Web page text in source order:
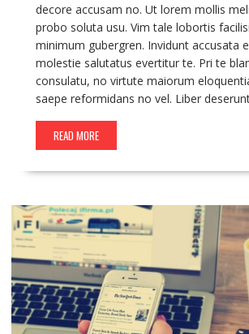
decore accusam no. Ut lorem mollis
probo soluta usu. Vim tale lobortis
minimum gubergren. Invidunt accusata
molestie salutatus evertitur te. Pri te
consulatu, no virtute maiorum
saepe reformidans no vel. Liber
READ MORE